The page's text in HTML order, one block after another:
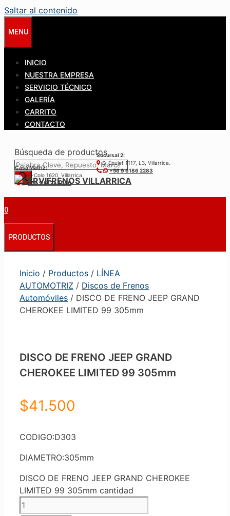
Saltar al contenido
MENU
INICIO
NUESTRA EMPRESA
SERVICIO TÉCNICO
GALERÍA
CARRITO
CONTACTO
Búsqueda de productos
Casa Matríz:
Colo-Colo 1620, Villarrica.
+56 9 6122 3840
Sucursal 2:
S. Epulef 1117, L3, Villarrica.
+56 9 6186 2283
0
PRODUCTOS
Inicio / Productos / LÍNEA
AUTOMOTRIZ / Discos de Frenos
Automóviles / DISCO DE FRENO JEEP GRAND
CHEROKEE LIMITED 99 305mm
DISCO DE FRENO JEEP GRAND
CHEROKEE LIMITED 99 305mm
$41.500
CODIGO:D303
DIAMETRO:305mm
DISCO DE FRENO JEEP GRAND CHEROKEE
LIMITED 99 305mm cantidad